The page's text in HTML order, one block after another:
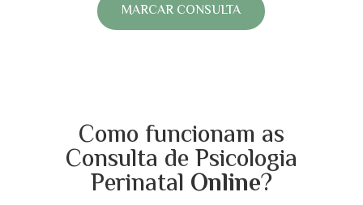
MARCAR CONSULTA
Como funcionam as
Consulta de Psicologia
Perinatal Online?